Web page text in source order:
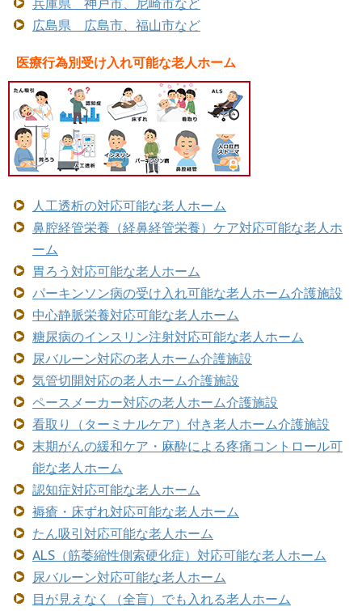
広島県 広島市、福山市など
医療行為別受け入れ可能な老人ホーム
人工透析の対応可能な老人ホーム
鼻腔経管栄養（経鼻経管栄養）ケア対応可能な老人ホ
ーム
胃ろう対応可能な老人ホーム
パーキンソン病の受け入れ可能な老人ホーム介護施設
中心静脈栄養対応可能な老人ホーム
糖尿病のインスリン注射対応可能な老人ホーム
尿バルーン対応の老人ホーム介護施設
気管切開対応の老人ホーム介護施設
ペースメーカー対応の老人ホーム介護施設
看取り（ターミナルケア）付き老人ホーム介護施設
末期がんの緩和ケア・麻酔による疼痛コントロール可
能な老人ホーム
認知症対応可能な老人ホーム
褥瘡・床ずれ対応可能な老人ホーム
たん吸引対応可能な老人ホーム
ALS（筋萎縮性側索硬化症）対応可能な老人ホーム
尿バルーン対応可能な老人ホーム
目が見えなく（全盲）でも入れる老人ホーム